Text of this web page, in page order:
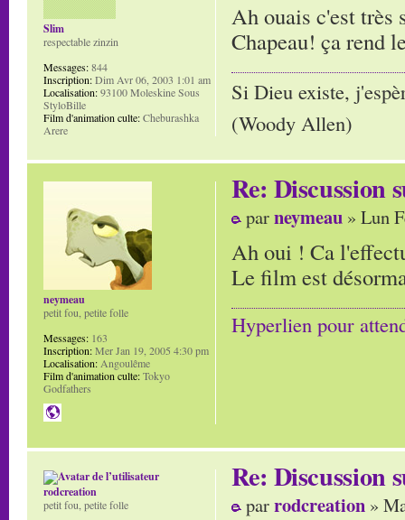
Ah ouais c'est très
Chapeau! ça rend
Si Dieu existe,
(Woody Allen)
Slim
respectable zinzin
Messages:844
Inscription:Dim Avr 06, 2003 1:01 am
Localisation:93100 Moleskine Sous
StyloBille
Film d'animation culte:Cheburashka
Arere
Re: Discussion
parneymeau » Lun
Ah oui ! Ca
Le film est
Hyperlien pour
neymeau
petit fou, petite folle
Messages: 163
Inscription:Mer Jan 19, 2005 4:30 pm
Localisation: Angoulême
Film d'animation culte:Tokyo
Godfathers
Re: Discussion
parrodcreation »
rodcreation
petit fou, petite folle